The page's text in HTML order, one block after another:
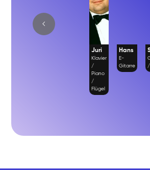
Juri
Klavier
/
Piano
/
Flügel
Hans
E-
Gitarre
/